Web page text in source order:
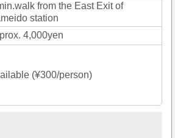
from the East Exit of
station
4,000yen
(¥300/person)